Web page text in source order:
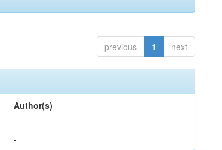
previous 1 next
Author(s)
-